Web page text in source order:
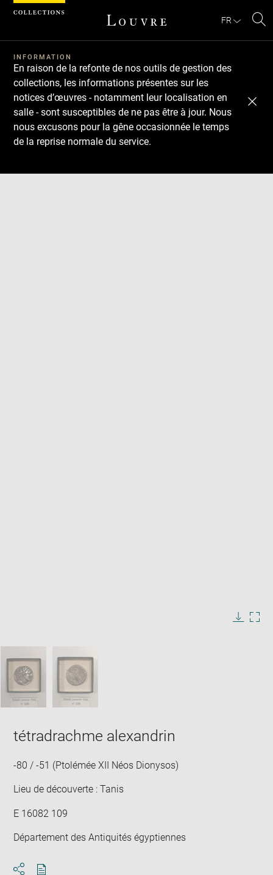
FR
sur
INFORMATION
En raison de la refonte de nos outils de gestion des
collections, les informations présentes sur les
notices d’œuvres - notamment leur localisation en
salle - sont susceptibles de ne pas être à jour. Nous
nous excusons pour la gêne occasionnée le temps
de la reprise normale du service.
:
Télécharger
Suivant
Précédent
tétradrachme alexandrin
-80 / -51 (Ptolémée XII Néos Dionysos)
Lieu de découverte : Tanis
E 16082 109
Département des Antiquités égyptiennes
Panneau de gestion des cookies